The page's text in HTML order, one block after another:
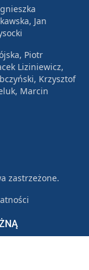
Jan
Piotr
Liziniewicz,
Krzysztof
Marcin
zastrzeżone.